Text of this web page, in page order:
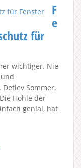
F
e
für
wichtiger. Nie
Sommer,
Höhle der
genial, hat